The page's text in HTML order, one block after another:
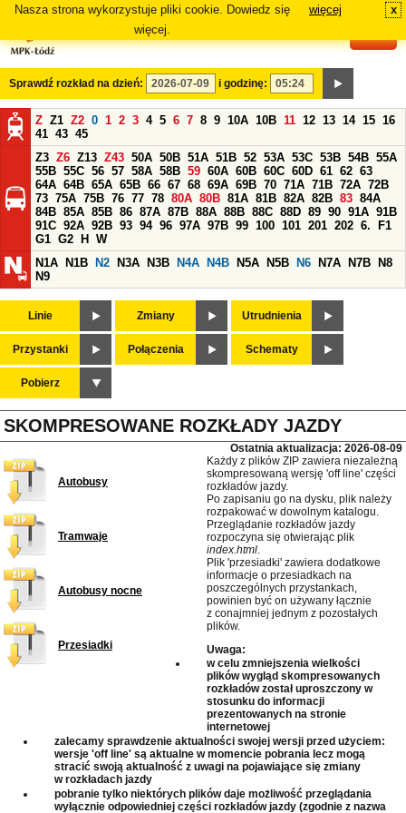
Nasza strona wykorzystuje pliki cookie. Dowiedz się
więcej.
więcej x
Sprawdź rozkład na dzień: i godzinę:
Z Z1 Z2 0 1 2 3 4 5 6 7 8 9 10A 10B 11 12 13 14 15 16
41 43 45
Z3 Z6 Z13 Z43 50A 50B 51A 51B 52 53A 53C 53B 54B 55A
55B 55C 56 57 58A 58B 59 60A 60B 60C 60D 61 62 63
64A 64B 65A 65B 66 67 68 69A 69B 70 71A 71B 72A 72B
73 75A 75B 76 77 78 80A 80B 81A 81B 82A 82B 83 84A
84B 85A 85B 86 87A 87B 88A 88B 88C 88D 89 90 91A 91B
91C 92A 92B 93 94 96 97A 97B 99 100 101 201 202 6.
F1
G1 G2 H
W
N1A
N1B N2 N3A N3B N4A N4B N5A N5B N6 N7A N7B
N8
N9
Linie Zmiany Utrudnienia
Przystanki Połączenia Schematy
Pobierz
SKOMPRESOWANE ROZKŁADY JAZDY
Ostatnia aktualizacja: 2026-08-09
Autobusy
Tramwaje
Autobusy nocne
Przesiadki
Każdy z plików ZIP zawiera niezależną
skompresowaną wersję 'off line' części
rozkładów jazdy.
Po zapisaniu go na dysku, plik należy
rozpakować w dowolnym katalogu.
Przeglądanie rozkładów jazdy
rozpoczyna się otwierając plik
index.html.
Plik 'przesiadki' zawiera dodatkowe
informacje o przesiadkach na
poszczególnych przystankach,
powinien być on używany łącznie
z conajmniej jednym z pozostałych
plików.
Uwaga:
w celu zmniejszenia wielkości
plików wygląd skompresowanych
rozkładów został uproszczony w
stosunku do informacji
prezentowanych na stronie
internetowej
zalecamy sprawdzenie aktualności swojej wersji przed użyciem:
wersje 'off line' są aktualne w momencie pobrania lecz mogą
stracić swoją aktualność z uwagi na pojawiające się zmiany
w rozkładach jazdy
pobranie tylko niektórych plików daje możliwość przeglądania
wyłącznie odpowiedniej części rozkładów jazdy (zgodnie z nazwa